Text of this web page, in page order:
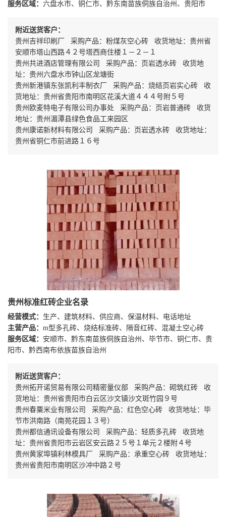
服务区域： 六盘水市、铜仁市、黔东南苗族侗族自治州、贵阳市
附近送货客户：
贵州吉祥印刷厂 采购产品：粉煤灰空心砖 收货地址：贵州省
安顺市塔山西路４２号塔西商住楼１－２－１
贵州共进酒店管理有限公司 采购产品：页岩透水砖 收货地
址：贵州六盘水市钟山区龙塘街
贵州新港镇东张凯利丰制衣厂 采购产品：烧结页岩实心砖 收
货地址：贵州省贵阳市南明区花溪大道４４４号附５号
贵州欧麦特电子有限公司办事处 采购产品：页岩普通砖 收货
地址：贵州湄潭县绿色食品工来园区
贵州康诺新材料有限公司 采购产品：页岩透水砖 收货地址：
贵州省铜仁市前进路１６号
贵州标准红砖企业名录
经营模式： 生产、建筑材料、供应商、保温材料、电话地址
主营产品： m型多孔砖、烧结标准砖、隔音红砖、混凝土空心砖
服务区域： 安顺市、黔东南苗族侗族自治州、毕节市、铜仁市、贵
阳市、黔西南布依族苗族自治州
附近送货客户：
贵州拓开诺贸易有限公司精密量仪部 采购产品：砌筑红砖 收
货地址：贵州省贵阳市白云区沙文镇沙文斑竹园９号
贵州春粟米业有限公司 采购产品：红色空心砖 收货地址：毕
节市洪南路（南苑花园１３号）
贵州都信通讯设备有限公司 采购产品：轻质多孔砖 收货地
址：贵州省贵阳市云岩区安云路２５号１单元２楼附４号
贵州黄家埠镇利林模具厂 采购产品：承重空心砖 收货地址：
贵州省贵阳市南明区沙冲中路２号